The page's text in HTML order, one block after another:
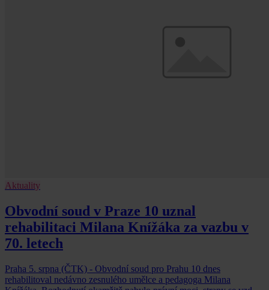
Aktuality
Obvodní soud v Praze 10 uznal
rehabilitaci Milana Knížáka za vazbu v
70. letech
Praha 5. srpna (ČTK) - Obvodní soud pro Prahu 10 dnes
rehabilitoval nedávno zesnulého umělce a pedagoga Milana